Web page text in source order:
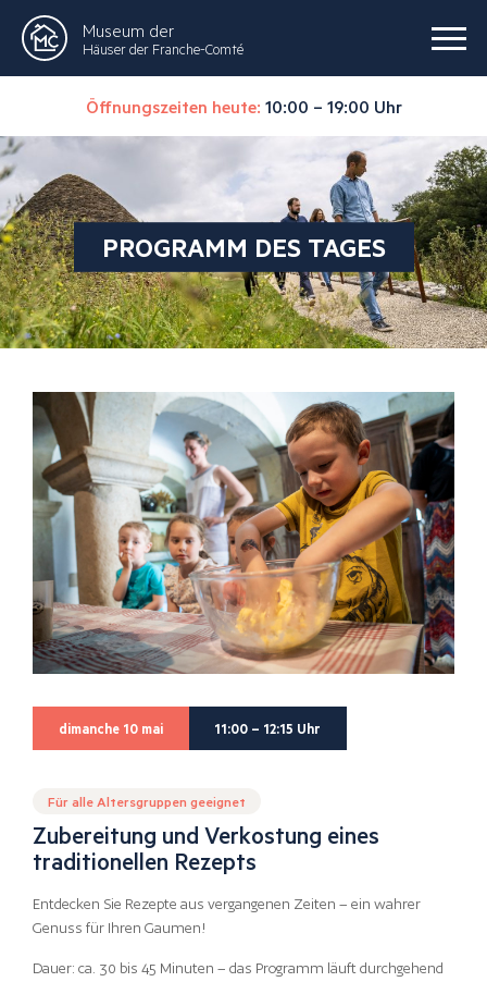
Museum der
Häuser der Franche-Comté
Öffnungszeiten heute: 10:00 – 19:00 Uhr
PROGRAMM DES TAGES
dimanche 10 mai 11:00 – 12:15 Uhr
Für alle Altersgruppen geeignet
Zubereitung und Verkostung eines
traditionellen Rezepts
Entdecken Sie Rezepte aus vergangenen Zeiten – ein wahrer
Genuss für Ihren Gaumen!
Dauer: ca. 30 bis 45 Minuten – das Programm läuft durchgehend